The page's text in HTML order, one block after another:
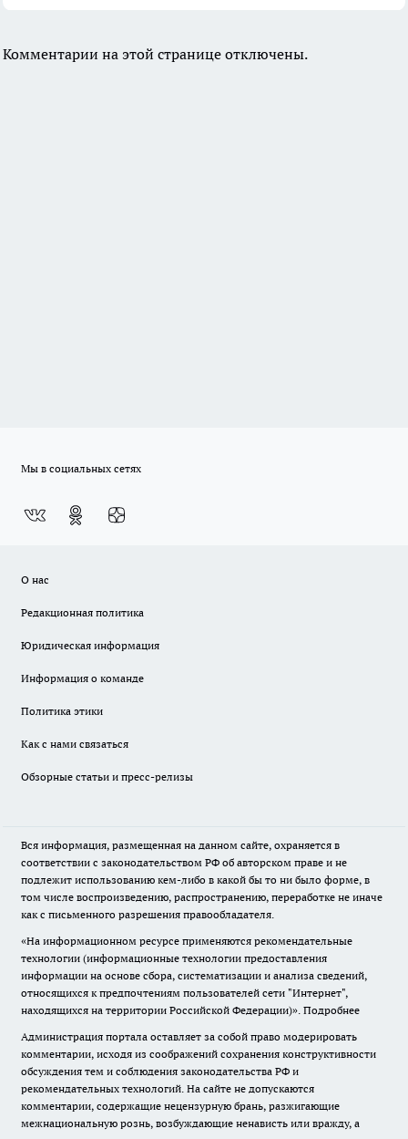
Комментарии на этой странице отключены.
Мы в социальных сетях
О нас
Редакционная политика
Юридическая информация
Информация о команде
Политика этики
Как с нами связаться
Обзорные статьи и пресс-релизы
Вся информация, размещенная на данном сайте, охраняется в
соответствии с законодательством РФ об авторском праве и не
подлежит использованию кем-либо в какой бы то ни было форме, в
том числе воспроизведению, распространению, переработке не иначе
как с письменного разрешения правообладателя.
«На информационном ресурсе применяются рекомендательные
технологии (информационные технологии предоставления
информации на основе сбора, систематизации и анализа сведений,
относящихся к предпочтениям пользователей сети "Интернет",
находящихся на территории Российской Федерации)». Подробнее
Администрация портала оставляет за собой право модерировать
комментарии, исходя из соображений сохранения конструктивности
обсуждения тем и соблюдения законодательства РФ и
рекомендательных технологий. На сайте не допускаются
комментарии, содержащие нецензурную брань, разжигающие
межнациональную рознь, возбуждающие ненависть или вражду, а